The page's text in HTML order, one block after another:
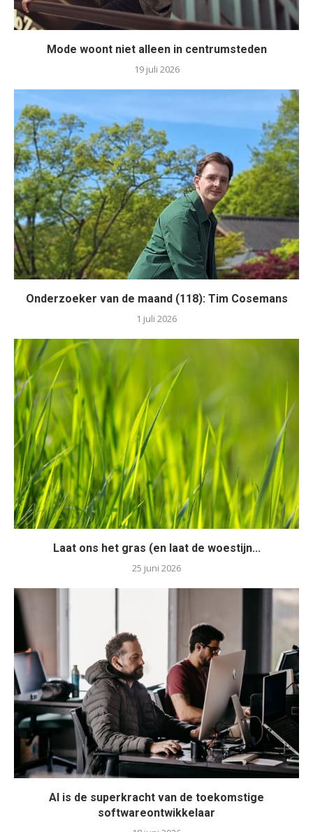
Mode woont niet alleen in centrumsteden
19 juli 2026
Onderzoeker van de maand (118): Tim Cosemans
1 juli 2026
Laat ons het gras (en laat de woestijn...
25 juni 2026
AI is de superkracht van de toekomstige
softwareontwikkelaar